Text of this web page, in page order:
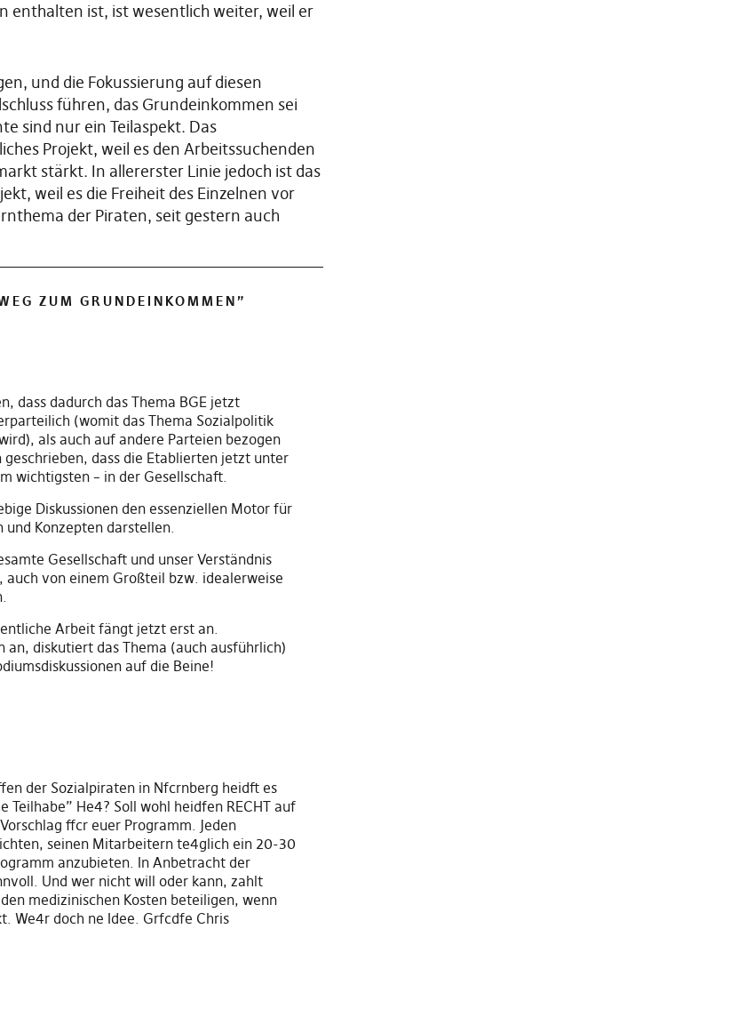
enthalten ist, ist wesentlich weiter, weil er
und die Fokussierung auf diesen
führen, das Grundeinkommen sei
sind nur ein Teilaspekt. Das
Projekt, weil es den Arbeitssuchenden
stärkt. In allererster Linie jedoch ist das
weil es die Freiheit des Einzelnen vor
der Piraten, seit gestern auch
ZUM GRUNDEINKOMMEN”
dass dadurch das Thema BGE jetzt
(womit das Thema Sozialpolitik
als auch auf andere Parteien bezogen
dass die Etablierten jetzt unter
wichtigsten – in der Gesellschaft.
Diskussionen den essenziellen Motor für
und Konzepten darstellen.
Gesellschaft und unser Verständnis
von einem Großteil bzw. idealerweise
Arbeit fängt jetzt erst an.
diskutiert das Thema (auch ausführlich)
auf die Beine!
der Sozialpiraten in Nfcrnberg heidft es
He4? Soll wohl heidfen RECHT auf
ffcr euer Programm. Jeden
seinen Mitarbeitern te4glich ein 20-30
anzubieten. In Anbetracht der
Und wer nicht will oder kann, zahlt
medizinischen Kosten beteiligen, wenn
We4r doch ne Idee. Grfcdfe Chris